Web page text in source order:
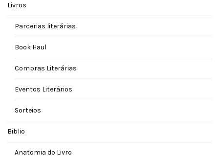
Livros
Parcerias literárias
Book Haul
Compras Literárias
Eventos Literários
Sorteios
Biblio
Anatomia do Livro